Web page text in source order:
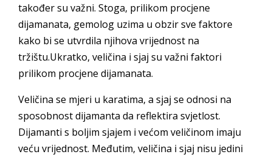
također su važni. Stoga, prilikom procjene
dijamanata, gemolog uzima u obzir sve faktore
kako bi se utvrdila njihova vrijednost na
tržištu.Ukratko, veličina i sjaj su važni faktori
prilikom procjene dijamanata.
Veličina se mjeri u karatima, a sjaj se odnosi na
sposobnost dijamanta da reflektira svjetlost.
Dijamanti s boljim sjajem i većom veličinom imaju
veću vrijednost. Međutim, veličina i sjaj nisu jedini